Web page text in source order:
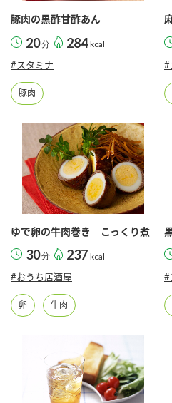
スープ
クイック調味料
納豆
ブランド・スペシャルサイト ト
商品ブランドサイト
くらしプラ酢
カンタン酢
お酢ドリンク
味ぽん
ぽん酢
かおりの蔵
つゆ
鍋なび
納豆のサイト
PIN印
千夜
スペシャルサイト
企業情報
企業理念
ミツカンの歴史
ミツカンを知る
環境への取り組み
MIM（ミツカンミ
採用情報
ニュースリリース
お客様相談センター
お客様の声をいかしました
販売終了製品のご案内
よくあるご質問
豚肉の黒酢甘酢あん
20分 284 kcal
#スタミナ
豚肉
#
ゆで卵の牛肉巻き こっくり煮
30分 237 kcal
#おうち居酒屋
卵 牛肉
#